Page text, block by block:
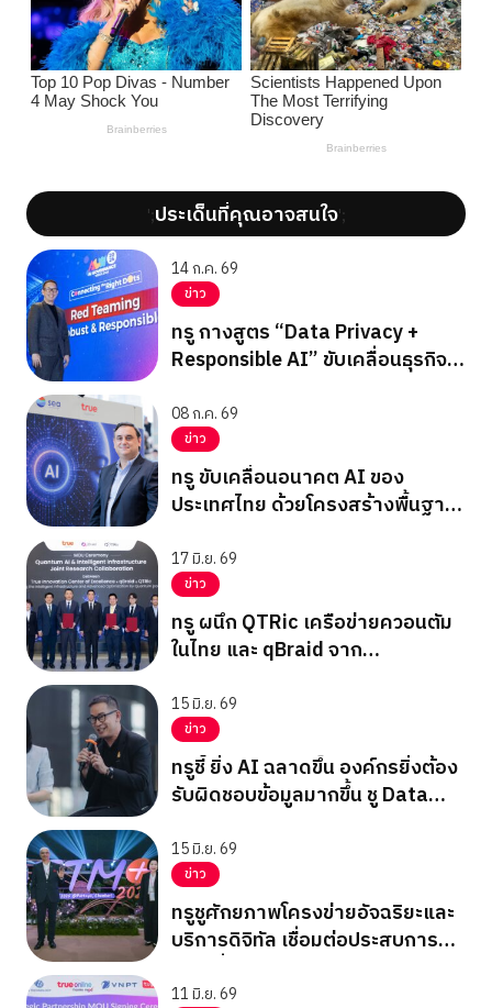
';ประเด็นที่คุณอาจสนใจ';
14 ก.ค. 69
ข่าว
ทรู กางสูตร “Data Privacy +
Responsible AI” ขับเคลื่อนธุรกิจ
08 ก.ค. 69
ข่าว
ทรู ขับเคลื่อนอนาคต AI ของ
ประเทศไทย ด้วยโครงสร้างพื้นฐาน
Compute
17 มิ.ย. 69
ข่าว
ทรู ผนึก QTRic เครือข่ายควอนตัม
ในไทย และ qBraid จาก
ระบบนิเวศด้าน Quantum AI
15 มิ.ย. 69
ข่าว
ทรูชี้ ยิ่ง AI ฉลาดขึ้น องค์กรยิ่งต้อง
รับผิดชอบข้อมูลมากขึ้น ชู Data
15 มิ.ย. 69
ข่าว
ทรูชูศักยภาพโครงข่ายอัจฉริยะและ
บริการดิจิทัล เชื่อมต่อประสบการณ์
11 มิ.ย. 69